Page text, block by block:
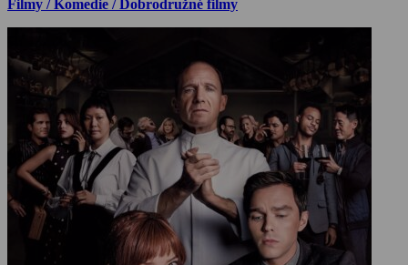
Filmy / Komedie / Dobrodružné filmy